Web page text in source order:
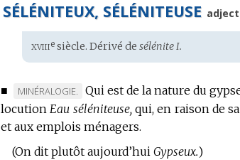
SÉLÉNITEUX, SÉLÉNITEUSE
Étymologie
:
xviiie siècle. Dérivé desélénite I.
■
MARQUE
DE
DOMAINE
MINÉRALOGIE. Qui est de la nature du
locution Eau séléniteuse, qui, en raison de
et aux emplois ménagers.
(On dit plutôt aujourd’hui Gypseux.)